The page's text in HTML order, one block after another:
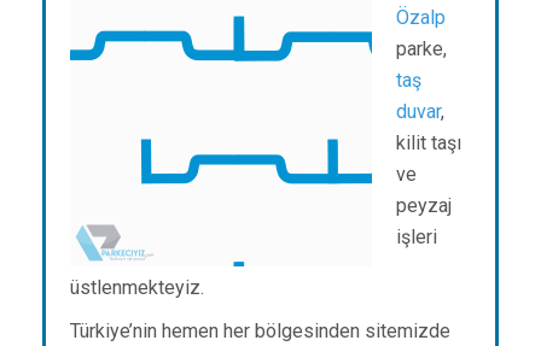
Özalp
parke,
taş
duvar,
kilit taşı
ve
peyzaj
işleri
üstlenmekteyiz.
Türkiye’nin hemen her bölgesinden sitemizde